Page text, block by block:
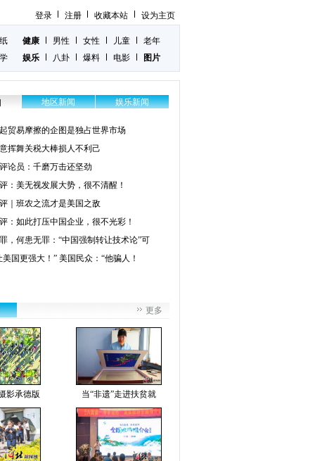
登录 注册 收藏本站 设为主页
健康 男性 女性 儿童
老年
娱乐
八卦 爆料 电影 图片
地区新闻 娱乐新闻
贸易摩擦的企图是独占世界市场
挥舞关税大棒损人不利己
论员：千磨万击还坚劲
：美无视发展大势，很不清醒！
｜班农之流才是美国之敌
：如此打压中国企业，很不光彩！
，何患无罪：“中国强制转让技术论”可
美国更强大！” 美国民众：“他骗人！
更多
影承德版 当“非遗”走进扶贫就